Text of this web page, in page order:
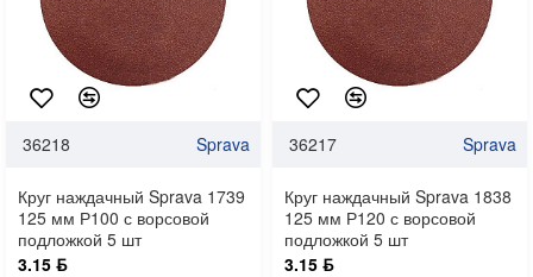
36218 Sprava
Круг наждачный Sprava 1739
125 мм Р100 с ворсовой
подложкой 5 шт
3.15 ƃ
36217 Sprava
Круг наждачный Sprava 1838
125 мм Р120 с ворсовой
подложкой 5 шт
3.15 ƃ